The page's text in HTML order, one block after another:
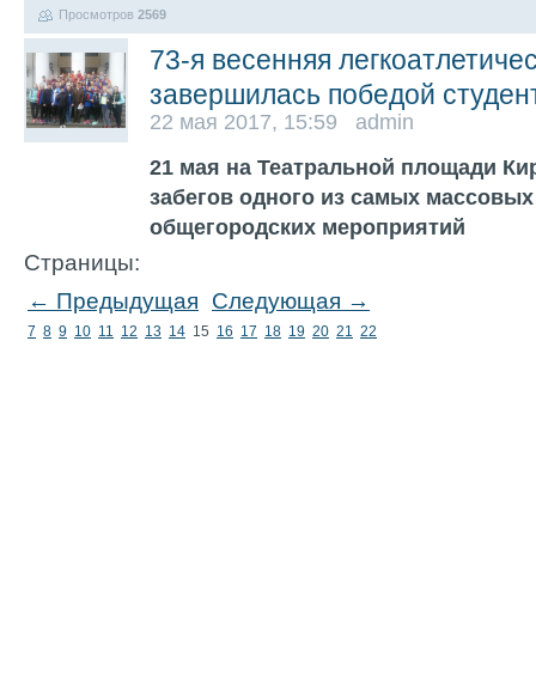
Просмотров 2569
73-я весенняя
завершилась победой
22 мая 2017, 15:59 admin
21 мая на Театральной площади
забегов одного из самых
общегородских мероприятий
Страницы:
← Предыдущая Следующая →
7 8 9 10 11 12 13 14 15 16 17 18 19 20 21 22